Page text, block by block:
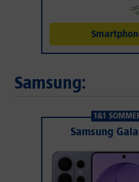
Samsung:
1&1
Samsung